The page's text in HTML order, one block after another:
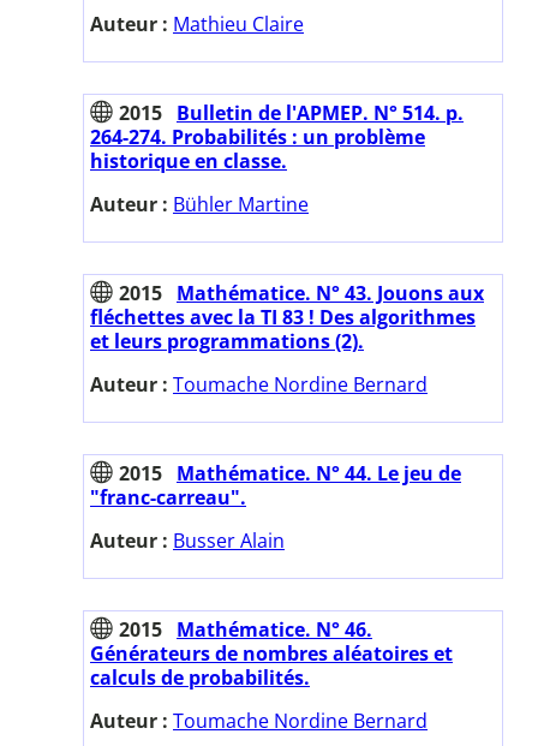
Auteur : Mathieu Claire
2015 Bulletin de l'APMEP. N° 514. p.
264-274. Probabilités : un problème
historique en classe.
Auteur : Bühler Martine
2015 Mathématice. N° 43. Jouons aux
fléchettes avec la TI 83 ! Des algorithmes
et leurs programmations (2).
Auteur : Toumache Nordine Bernard
2015 Mathématice. N° 44. Le jeu de
"franc-carreau".
Auteur : Busser Alain
2015 Mathématice. N° 46.
Générateurs de nombres aléatoires et
calculs de probabilités.
Auteur : Toumache Nordine Bernard